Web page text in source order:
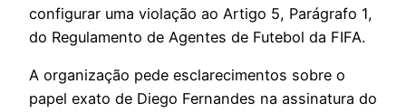
configurar uma violação ao Artigo 5, Parágrafo 1,
do Regulamento de Agentes de Futebol da FIFA.
A organização pede esclarecimentos sobre o
papel exato de Diego Fernandes na assinatura do